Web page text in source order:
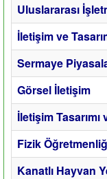
Uluslararası
İletişim ve
Sermaye
Görsel İletişim
İletişim
Fizik
Kanatlı Hayvan